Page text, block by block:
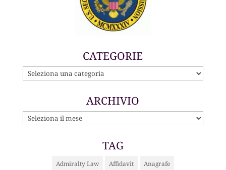
CATEGORIE
CATEGORIE
ARCHIVIO
ARCHIVIO
TAG
Admiralty Law Affidavit Anagrafe